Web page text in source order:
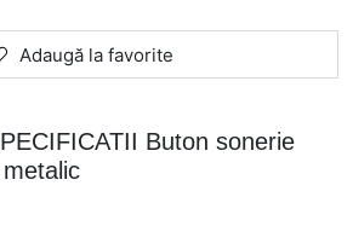
Adaugă la favorite
Buton sonerie